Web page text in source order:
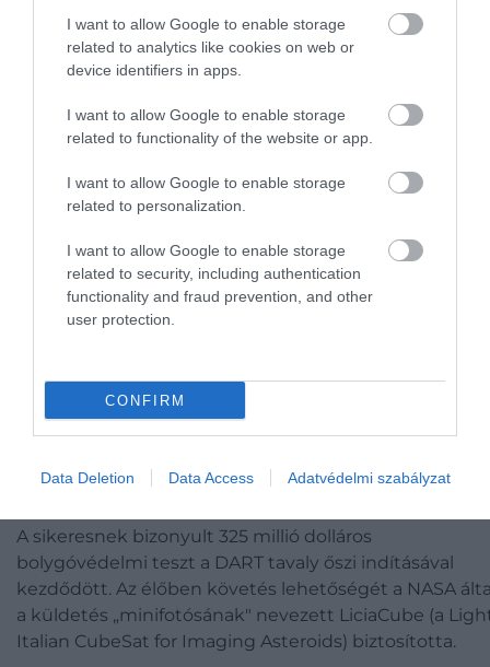
I want to allow Google to enable storage
related to analytics like cookies on web or
device identifiers in apps.
I want to allow Google to enable storage
related to functionality of the website or app.
I want to allow Google to enable storage
related to personalization.
I want to allow Google to enable storage
related to security, including authentication
functionality and fraud prevention, and other
user protection.
CONFIRM
Data Deletion Data Access Adatvédelmi szabályzat
hogy egyikünk sem ájult el.
Elmondta, hogy az űrhajó 17 méterre landolt a
célpontjától; elég közel ahhoz, hogy ez teljes sikert
következő hetekben figyelik az aszteroida sebességét
és mozgását, és további számításokat végeznek.
A tudósok egyébként ragaszkodtak ahhoz, hogy a
DART ne törje össze a Dimorphost. Az űrhajó alig 570
kilogrammos volt, szemben az aszteroida 5 milliárd
kilogrammjával.
Bár egyetlen ismert, 140 méternél nagyobb
aszteroidának sincs jelentős esélye arra, hogy a
következő évszázadban becsapódjon a Földbe,
csak 40%-át sikerült azonosítani.
A sikeresnek bizonyult 325 millió dolláros
bolygóvédelmi teszt a DART tavaly őszi indításával
kezdődött. Az élőben követés lehetőségét a NASA
a küldetés „minifotósának" nevezett LiciaCube (a
Italian CubeSat for Imaging Asteroids) biztosította.